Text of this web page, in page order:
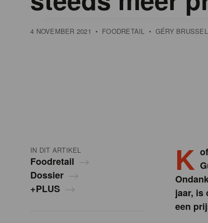
4 NOVEMBER 2021 • FOODRETAIL • GÉRY
IN DIT ARTIKEL
Foodretail
Dossier
+PLUS
K
jaar, is
een